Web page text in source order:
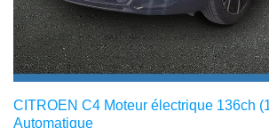
CITROEN C4 Moteur électrique 136ch
Automatique